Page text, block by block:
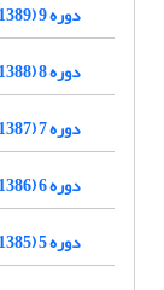
دوره 9 (1389)
دوره 8 (1388)
دوره 7 (1387)
دوره 6 (1386)
دوره 5 (1385)